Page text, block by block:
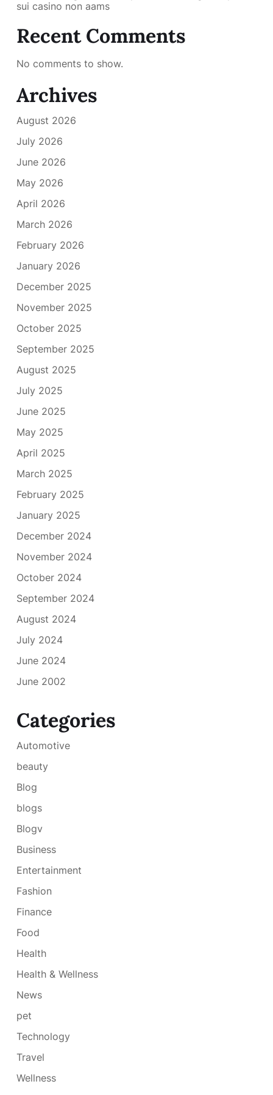
sui casino non aams
Recent Comments
No comments to show.
Archives
August 2026
July 2026
June 2026
May 2026
April 2026
March 2026
February 2026
January 2026
December 2025
November 2025
October 2025
September 2025
August 2025
July 2025
June 2025
May 2025
April 2025
March 2025
February 2025
January 2025
December 2024
November 2024
October 2024
September 2024
August 2024
July 2024
June 2024
June 2002
Categories
Automotive
beauty
Blog
blogs
Blogv
Business
Entertainment
Fashion
Finance
Food
Health
Health & Wellness
News
pet
Technology
Travel
Wellness